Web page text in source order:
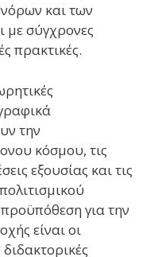
και των
σύγχρονες
πρακτικές.
την
κόσμου, τις
εξουσίας και τις
για την
είναι οι